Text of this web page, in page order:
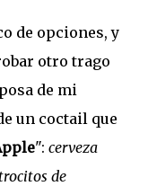
de opciones, y
otro trago
de mi
un coctail que
": cerveza
de